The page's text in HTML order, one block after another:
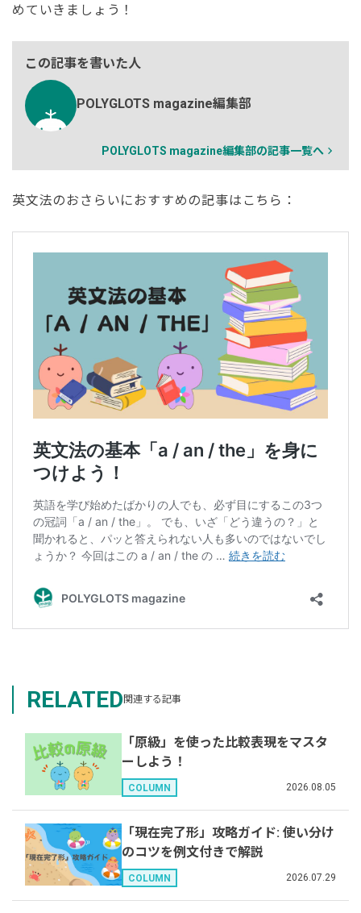
めていきましょう！
この記事を書いた人
POLYGLOTS magazine編集部
POLYGLOTS magazine編集部の記事一覧へ
英文法のおさらいにおすすめの記事は こちら ：
RELATED 関連する記事
「原級」を使った比較表現をマスタ
ーしよう！
COLUMN 2026.08.05
「現在完了形」攻略ガイド: 使い分け
のコツを例文付きで解説
COLUMN 2026.07.29